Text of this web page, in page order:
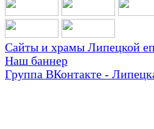
Сайты и храмы Липецкой
Наш баннер
Группа ВКонтакте -